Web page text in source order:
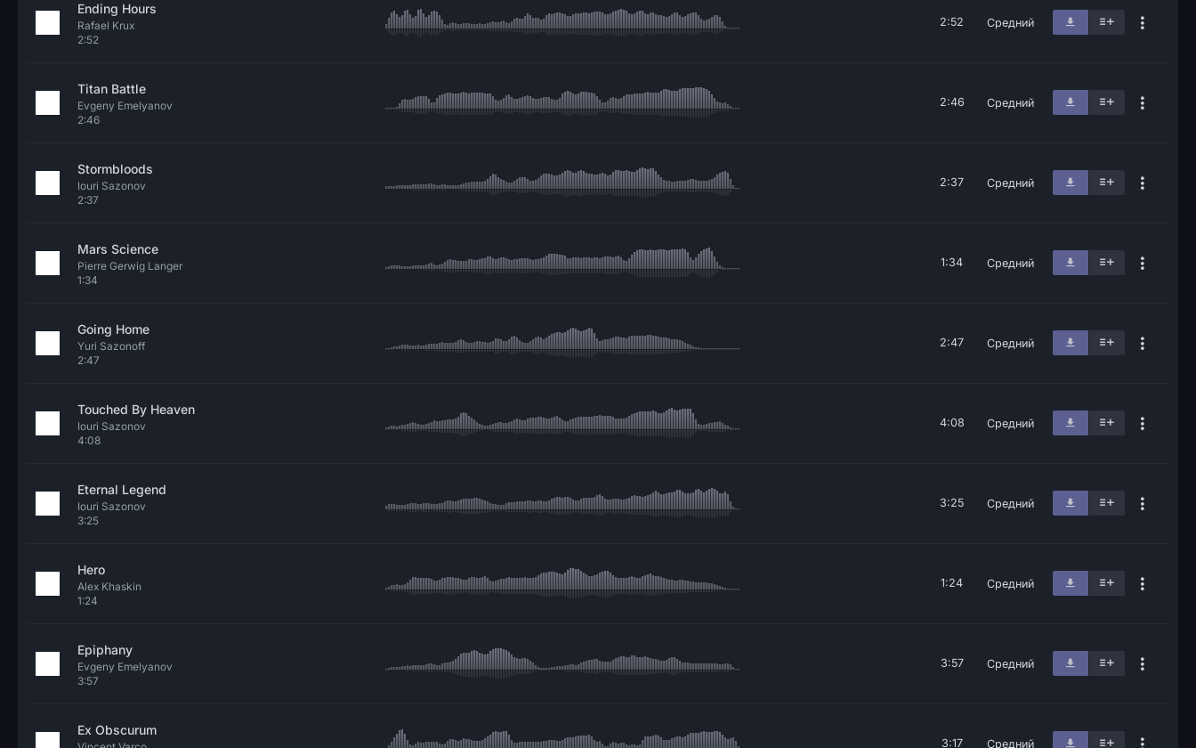
Ending Hours
Rafael Krux
2:52
2:52 Средний
Titan Battle
Evgeny Emelyanov
2:46
2:46 Средний
Stormbloods
Iouri Sazonov
2:37
2:37 Средний
Mars Science
Pierre Gerwig Langer
1:34
1:34 Средний
Going Home
Yuri Sazonoff
2:47
2:47 Средний
Touched By Heaven
Iouri Sazonov
4:08
4:08 Средний
Eternal Legend
Iouri Sazonov
3:25
3:25 Средний
Hero
Alex Khaskin
1:24
1:24 Средний
Epiphany
Evgeny Emelyanov
3:57
3:57 Средний
Ex Obscurum
3:17 Средний